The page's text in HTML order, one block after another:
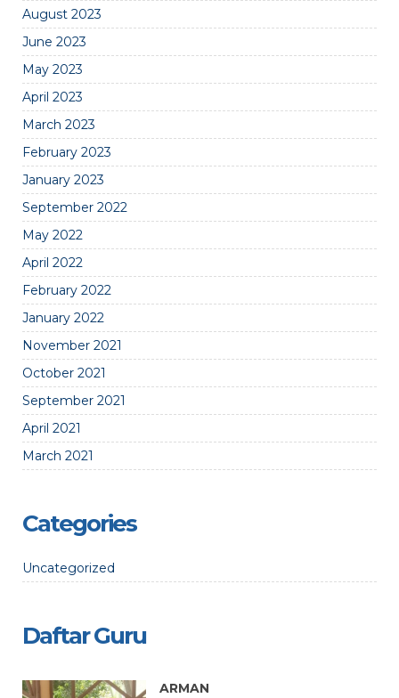
August 2023
June 2023
May 2023
April 2023
March 2023
February 2023
January 2023
September 2022
May 2022
April 2022
February 2022
January 2022
November 2021
October 2021
September 2021
April 2021
March 2021
Categories
Uncategorized
Daftar Guru
ARMAN